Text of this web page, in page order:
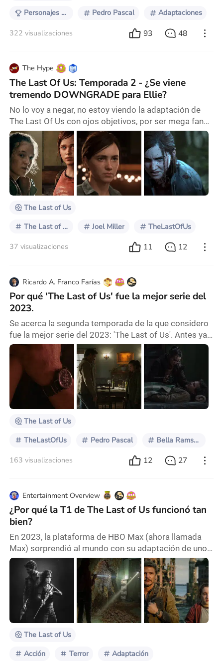
Personajes que me representan Pedro Pascal Adaptaciones
322 visualizaciones 93 48
The Hype
The Last Of Us: Temporada 2 - ¿Se viene
tremendo DOWNGRADE para Ellie?
No lo voy a negar, no estoy viendo la adaptación de
The Last Of Us con ojos objetivos, por ser mega fan
de ambos juegos y sus historias. Y sinceramente, hay
algo que me preocupa un chingo sobre su personaje
principal, Ellie. Ya de por si, la elección de Bella
Ramsey es agridulce, porque NO se parece en NADA
fisicamente a Ellie; pero al menos dió en el clavo en la
primera temporada con esta actitud
The Last of Us
The Last of Us Joel Miller TheLastOfUs
37 visualizaciones 11 12
Ricardo A. Franco Farías
Por qué 'The Last of Us' fue la mejor serie del
2023.
Se acerca la segunda temporada de la que considero
fue la mejor serie del 2023: 'The Last of Us'. Antes ya
planteé una discusión sobre la posible caída del rating
de la misma, cuando pase lo que tenga que pasar con
el personaje de Pedro Pascal. Pero, sin irnos a teorías
futuras, quiero hablar de su primera temporada en
retrospectiva. Desde el primer capítulo hasta el
último, 'The Last of Us' mantu
The Last of Us
TheLastOfUs Pedro Pascal Bella Ramsey
163 visualizaciones 12 27
Entertainment Overview
¿Por qué la T1 de The Last of Us funcionó tan
bien?
En 2023, la plataforma de HBO Max (ahora llamada
Max) sorprendió al mundo con su adaptación de uno
de los mejores videojuegos del mundo: The Last of
Us. Por nueve semanas, esta serie de zombies se
ganó a los fanáticos del juego y a espectadores
casuales casi por igual. Desde el primer episodio,
empezó a ser considerada la mejor serie del año y la
mejor adaptación de un videojuego. Si bien ahora es
The Last of Us
Acción Terror Adaptación